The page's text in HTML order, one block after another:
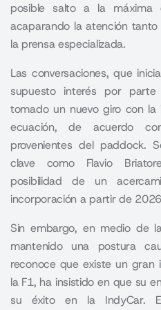
posible salto a la máxima
acaparando la atención
la prensa especializada.
Las conversaciones, que
supuesto interés por
tomado un nuevo giro con
ecuación, de acuerdo
provenientes del paddock.
clave como Flavio
posibilidad de un
incorporación a partir de
Sin embargo, en medio de
mantenido una postura
reconoce que existe un gran
la F1, ha insistido en que su
su éxito en la IndyCar.